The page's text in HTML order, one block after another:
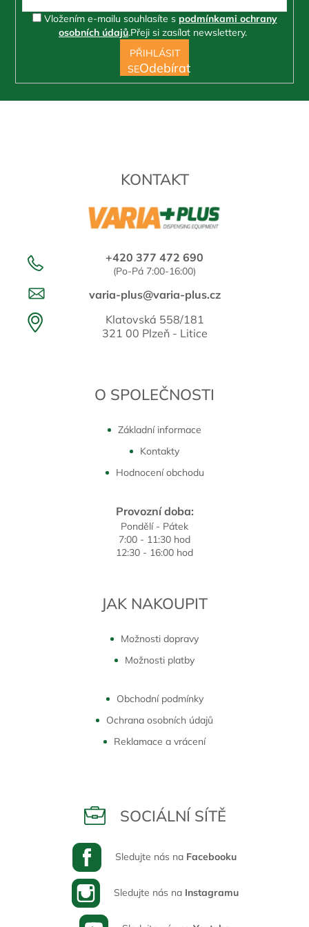
KONTAKT
+420 377 472 690
(Po-Pá 7:00-16:00)
varia-plus@varia-plus.cz
Klatovská 558/181
321 00 Plzeň - Litice
O SPOLEČNOSTI
Základní informace
Kontakty
Hodnocení obchodu
Provozní doba:
Pondělí - Pátek
7:00 - 11:30 hod
12:30 - 16:00 hod
JAK NAKOUPIT
Možnosti dopravy
Možnosti platby
Obchodní podmínky
Ochrana osobních údajů
Reklamace a vrácení
SOCIÁLNÍ SÍTĚ
Sledujte nás na Facebooku
Sledujte nás na Instagramu
Vložením e-mailu souhlasíte s podmínkami ochrany
osobních údajů.Přeji si zasílat newslettery.
PŘIHLÁSIT
SE